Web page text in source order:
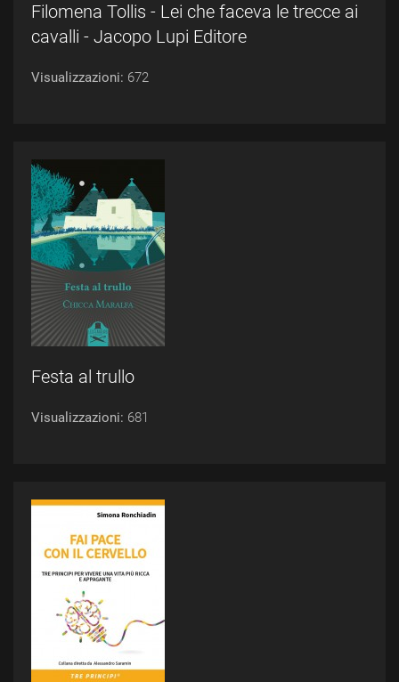
Filomena Tollis - Lei che faceva le trecce ai
cavalli - Jacopo Lupi Editore
Visualizzazioni: 672
Festa al trullo
Visualizzazioni: 681